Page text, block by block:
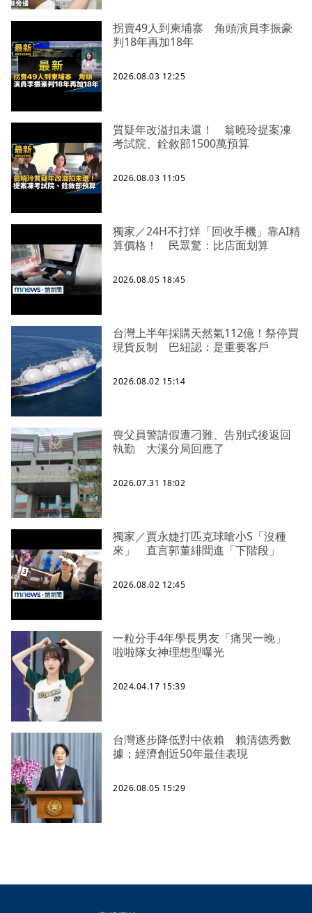
拐賣49人到柬埔寨 角頭演員李振豪
判18年再加18年
2026.08.03 12:25
質疑年改溢扣未還！ 翁曉玲提案凍
考試院、銓敘部1500萬預算
2026.08.03 11:05
獨家／24H不打烊「回收手機」靠AI精
算價格！ 民眾驚：比店面划算
2026.08.05 18:45
台灣上半年採購天然氣112億！祭停買
現貨反制 巴紐認：是重要客戶
2026.08.02 15:14
喪父員警請假遭刁難、告別式後返回
執勤 大溪分局回應了
2026.07.31 18:02
獨家／賈永婕打匹克球嗆小S「沒種
來」 直言郭董緋聞進「下階段」
2026.08.02 12:45
一粒分手4年學長男友「痛哭一晚」
啦啦隊女神理想型曝光
2024.04.17 15:39
台灣逐步降低對中依賴 賴清德秀數
據：經濟創近50年最佳表現
2026.08.05 15:29